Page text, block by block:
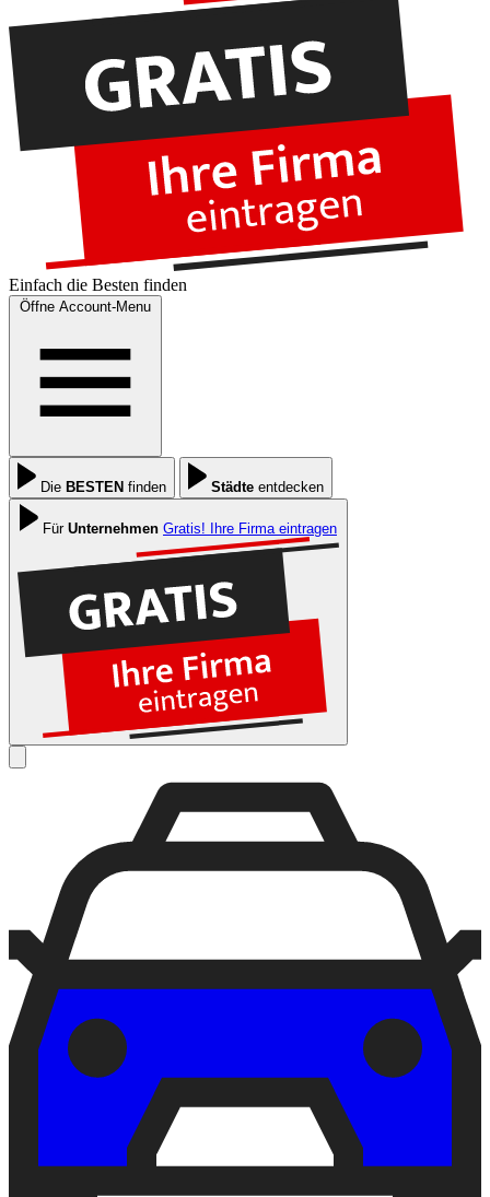
Einfach die Besten finden
Öffne Account-Menu
Die BESTEN finden Städte entdecken
Für Unternehmen Gratis! Ihre Firma eintragen